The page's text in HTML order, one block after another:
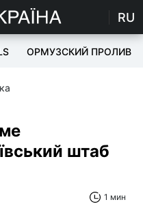
RU
ОРМУЗСКИЙ ПРОЛИВ
штаб
1 мин